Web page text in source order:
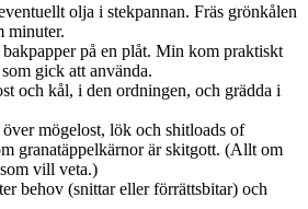
olja i stekpannan. Fräs grönkålen
minuter.
på en plåt. Min kom praktiskt
gick att använda.
och kål, i den ordningen, och grädda i
mögelost, lök och shitloads of
granatäppelkärnor är skitgott. (Allt om
vill veta.)
behov (snittar eller förrättsbitar) och